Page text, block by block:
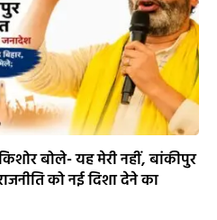
बोले- यह मेरी नहीं, बांकीपुर
को नई दिशा देने का